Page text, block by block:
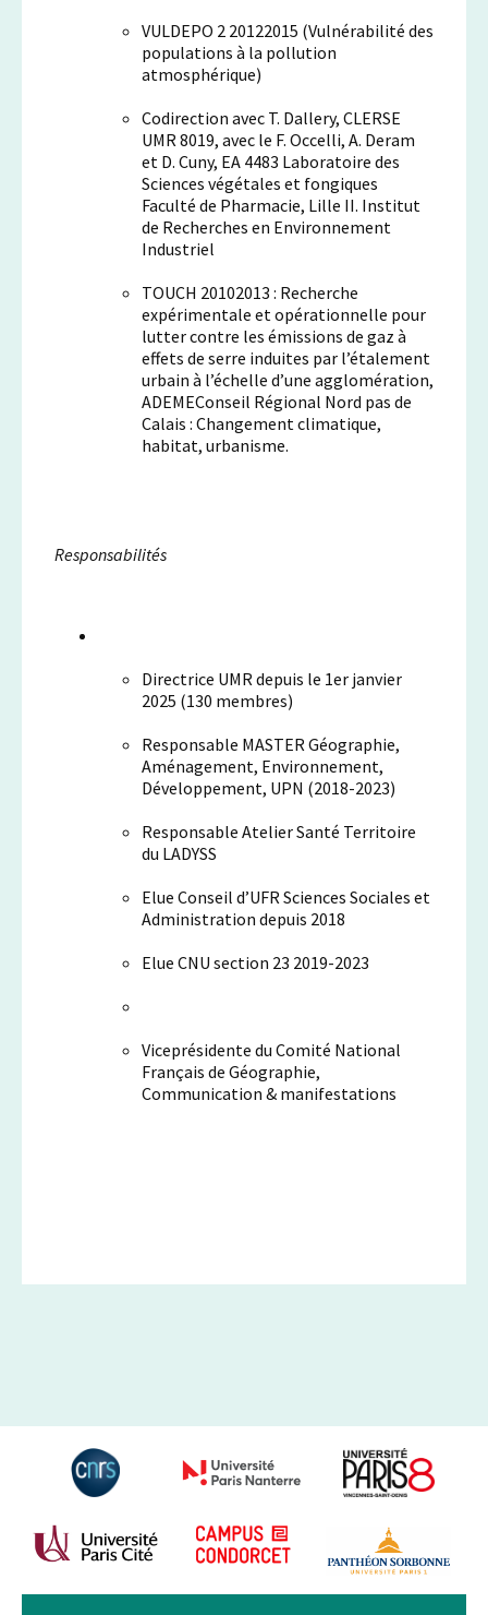
VULDEPO 2 20122015 (Vulnérabilité des
populations à la pollution
atmosphérique)
Codirection avec T. Dallery, CLERSE
UMR 8019, avec le F. Occelli, A. Deram
et D. Cuny, EA 4483 Laboratoire des
Sciences végétales et fongiques
Faculté de Pharmacie, Lille II. Institut
de Recherches en Environnement
Industriel
TOUCH 20102013 : Recherche
expérimentale et opérationnelle pour
lutter contre les émissions de gaz à
effets de serre induites par l’étalement
urbain à l’échelle d’une agglomération,
ADEMEConseil Régional Nord pas de
Calais : Changement climatique,
habitat, urbanisme.
Responsabilités
Directrice UMR depuis le 1er janvier
2025 (130 membres)
Responsable MASTER Géographie,
Aménagement, Environnement,
Développement, UPN (2018-2023)
Responsable Atelier Santé Territoire
du LADYSS
Elue Conseil d’UFR Sciences Sociales et
Administration depuis 2018
Elue CNU section 23 2019-2023
Viceprésidente du Comité National
Français de Géographie,
Communication & manifestations